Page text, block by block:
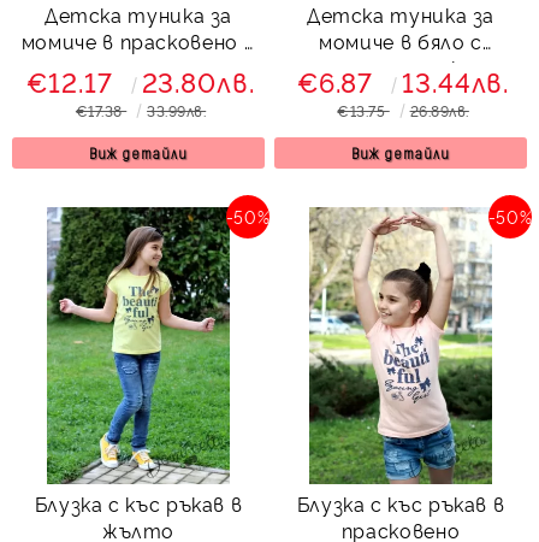
Детска туника за
момиче в прасковено с
орхидеи
€12.17 23.80лв.
€17.38 33.99лв.
Виж детайли
Детска туника за
момиче в бяло с
момиче с шапка с
жълти цветя
€6.87 13.44лв.
€13.75 26.89лв.
Виж детайли
Блузка с къс ръкав в
жълто
-50%
Блузка с къс ръкав в
прасковено
-50%